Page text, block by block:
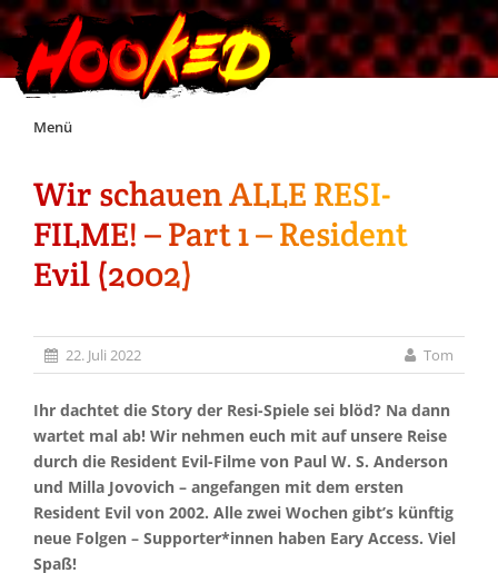
Skip
Menü
Unterstützt Hooked!
Exklusiv für Supporter*innen
Wir schauen ALLE RESI-
FILME! – Part 1 – Resident
Evil (2002)
22. Juli 2022 Tom
Ihr dachtet die Story der Resi-Spiele sei blöd? Na dann
wartet mal ab! Wir nehmen euch mit auf unsere Reise
durch die Resident Evil-Filme von Paul W. S. Anderson
und Milla Jovovich – angefangen mit dem ersten
Resident Evil von 2002. Alle zwei Wochen gibt’s künftig
neue Folgen – Supporter*innen haben Eary Access. Viel
Spaß!